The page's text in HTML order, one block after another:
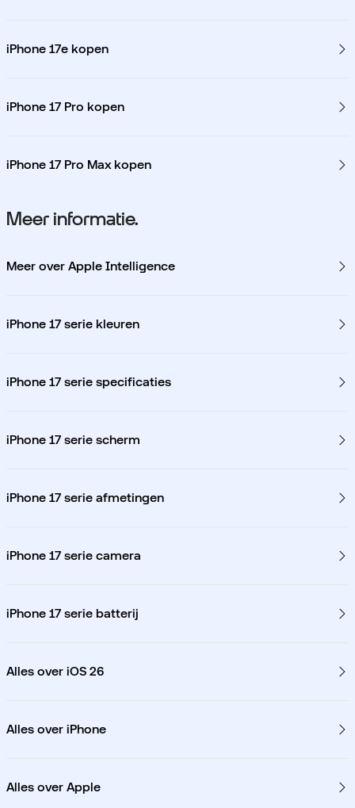
iPhone 17e kopen
iPhone 17 Pro kopen
iPhone 17 Pro Max kopen
Meer informatie.
Meer over Apple Intelligence
iPhone 17 serie kleuren
iPhone 17 serie specificaties
iPhone 17 serie scherm
iPhone 17 serie afmetingen
iPhone 17 serie camera
iPhone 17 serie batterij
Alles over iOS 26
Alles over iPhone
Alles over Apple